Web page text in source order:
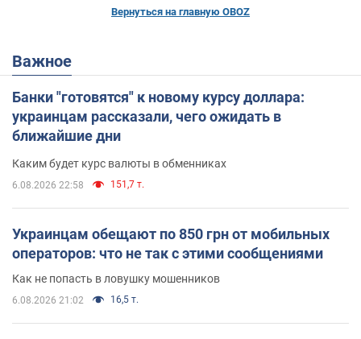
Вернуться на главную OBOZ
Важное
Банки "готовятся" к новому курсу доллара:
украинцам рассказали, чего ожидать в
ближайшие дни
Каким будет курс валюты в обменниках
6.08.2026 22:58 151,7 т.
Украинцам обещают по 850 грн от мобильных
операторов: что не так с этими сообщениями
Как не попасть в ловушку мошенников
6.08.2026 21:02 16,5 т.